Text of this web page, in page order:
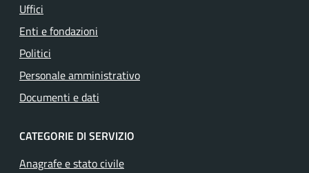
Uffici
Enti e fondazioni
Politici
Personale amministrativo
Documenti e dati
CATEGORIE DI SERVIZIO
Anagrafe e stato civile